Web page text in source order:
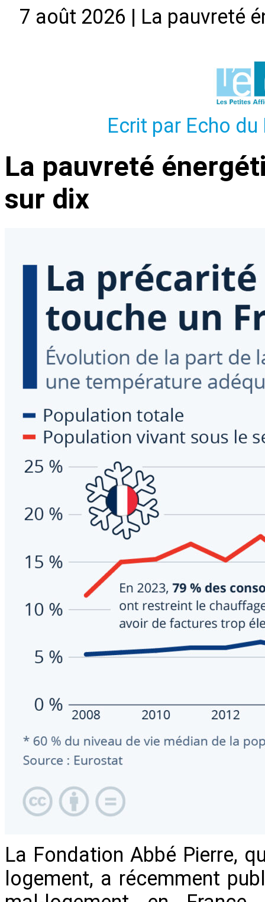
7 août 2026 | La pauvreté
Ecrit par Echo
La pauvreté
sur dix
La Fondation Abbé Pierre,
logement, a récemment